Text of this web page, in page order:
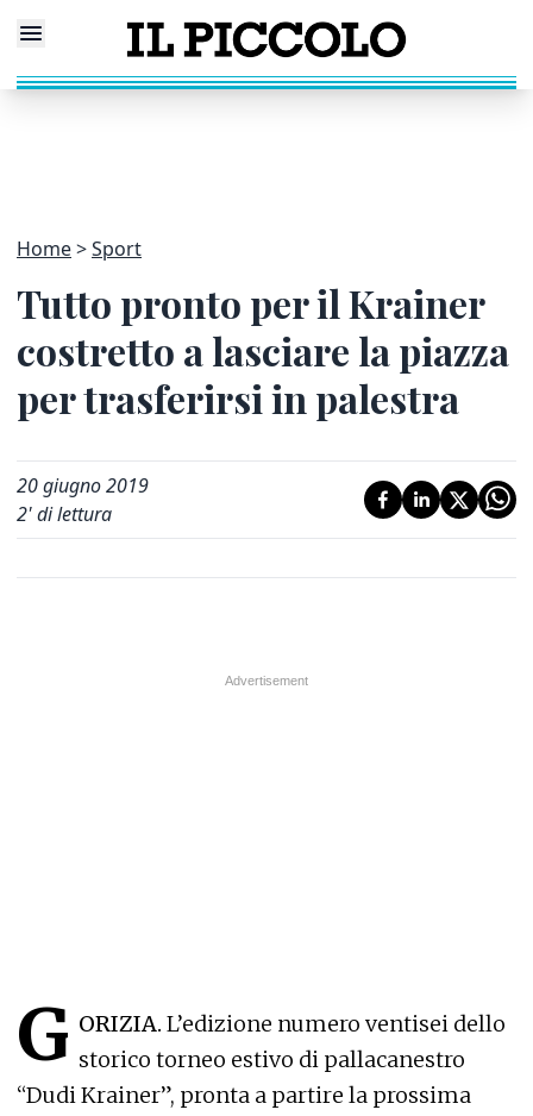
Home Sport
Tutto pronto per il Krainer
costretto a lasciare la piazza
per trasferirsi in palestra
20 giugno 2019
2' di lettura
G ORIZIA. L’edizione numero ventisei dello
storico torneo estivo di pallacanestro
“Dudi Krainer”, pronta a partire la prossima